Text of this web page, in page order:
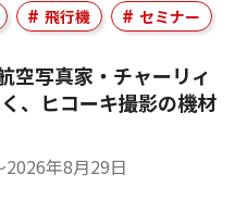
飛行機 セミナー
空写真家・チャーリィ
、ヒコーキ撮影の機材
年8月29日